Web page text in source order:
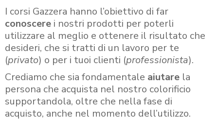
I corsi Gazzera hanno l’obiettivo di far
conoscere i nostri prodotti per poterli
utilizzare al meglio e ottenere il risultato che
desideri, che si tratti di un lavoro per te
(privato) o per i tuoi clienti (professionista).
Crediamo che sia fondamentale aiutare la
persona che acquista nel nostro colorificio
supportandola, oltre che nella fase di
acquisto, anche nel momento dell’utilizzo.